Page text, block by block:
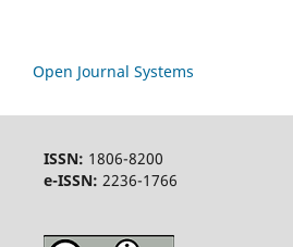
Open Journal Systems
ISSN: 1806-8200
e-ISSN: 2236-1766